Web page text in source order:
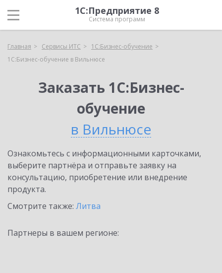
1С:Предприятие 8
Система программ
Главная Сервисы ИТС
1С:Бизнес-обучение
1С:Бизнес-обучение в Вильнюсе
Заказать 1С:Бизнес-
обучение
в Вильнюсе
Ознакомьтесь с информационными карточками,
выберите партнёра и отправьте заявку на
консультацию, приобретение или внедрение
продукта.
Смотрите также: Литва
Партнеры в вашем регионе: